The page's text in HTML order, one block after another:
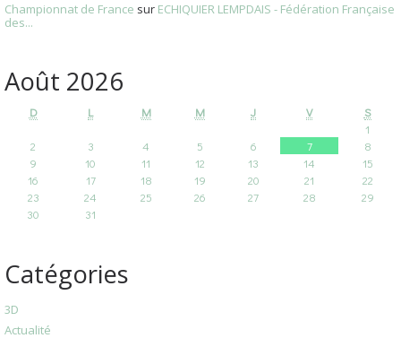
Championnat de France sur ECHIQUIER LEMPDAIS - Fédération Française
des...
Août 2026
D L M M J V
S
1
2
3 4 5 6 7
8
9
10 11 12 13 14
15
16
17 18 19 20 21
22
23
24 25 26 27 28
29
30
31
Catégories
3D
Actualité